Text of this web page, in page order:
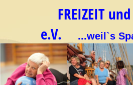
FREIZEIT
e.V.
...weil`s